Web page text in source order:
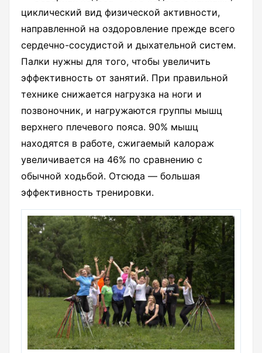
циклический вид физической активности,
направленной на оздоровление прежде всего
сердечно-сосудистой и дыхательной систем.
Палки нужны для того, чтобы увеличить
эффективность от занятий. При правильной
технике снижается нагрузка на ноги и
позвоночник, и нагружаются группы мышц
верхнего плечевого пояса. 90% мышц
находятся в работе, сжигаемый калораж
увеличивается на 46% по сравнению с
обычной ходьбой. Отсюда — большая
эффективность тренировки.